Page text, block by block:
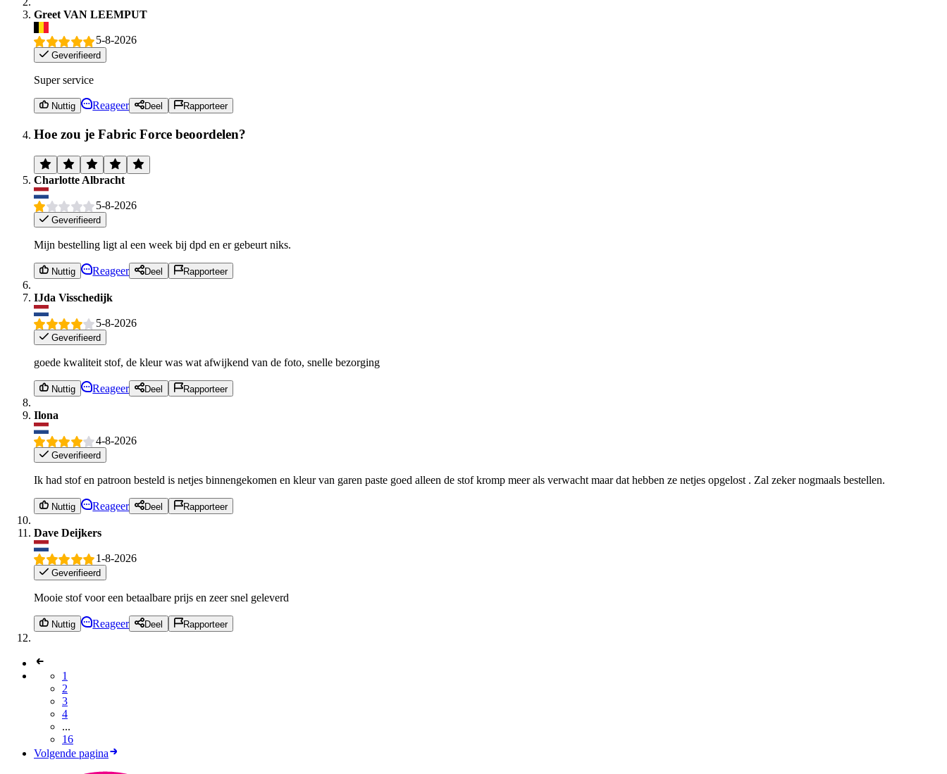
Greet VAN LEEMPUT
5-8-2026
Geverifieerd
Super service
Nuttig Reageer Deel Rapporteer
Hoe zou je Fabric Force beoordelen?
Charlotte Albracht
5-8-2026
Geverifieerd
Mijn bestelling ligt al een week bij dpd en er gebeurt niks.
Nuttig Reageer Deel Rapporteer
IJda Visschedijk
5-8-2026
Geverifieerd
goede kwaliteit stof, de kleur was wat afwijkend van de foto, snelle bezorging
Nuttig Reageer Deel Rapporteer
Ilona
4-8-2026
Geverifieerd
Ik had stof en patroon besteld is netjes binnengekomen en kleur van garen paste goed alleen de stof kromp meer als verwacht maar dat hebben ze netjes opgelost . Zal zeker nogmaals bestellen.
Nuttig Reageer Deel Rapporteer
Dave Deijkers
1-8-2026
Geverifieerd
Mooie stof voor een betaalbare prijs en zeer snel geleverd
Nuttig Reageer Deel Rapporteer
1
2
3
4
...
16
Volgende pagina